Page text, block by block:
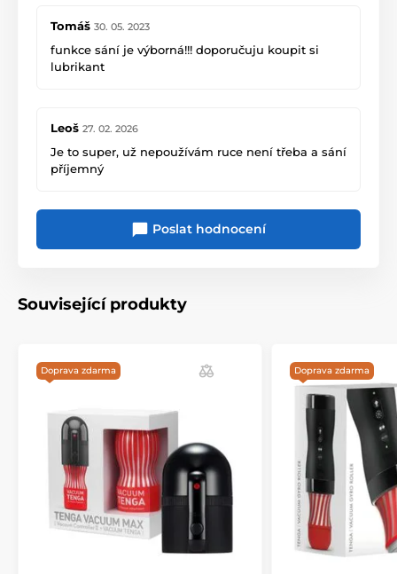
Tomáš 30. 05. 2023
funkce sání je výborná!!! doporučuju koupit si
lubrikant
Leoš 27. 02. 2026
Je to super, už nepoužívám ruce není třeba a sání
příjemný
Poslat hodnocení
Související produkty
Doprava zdarma Doprava zdarma